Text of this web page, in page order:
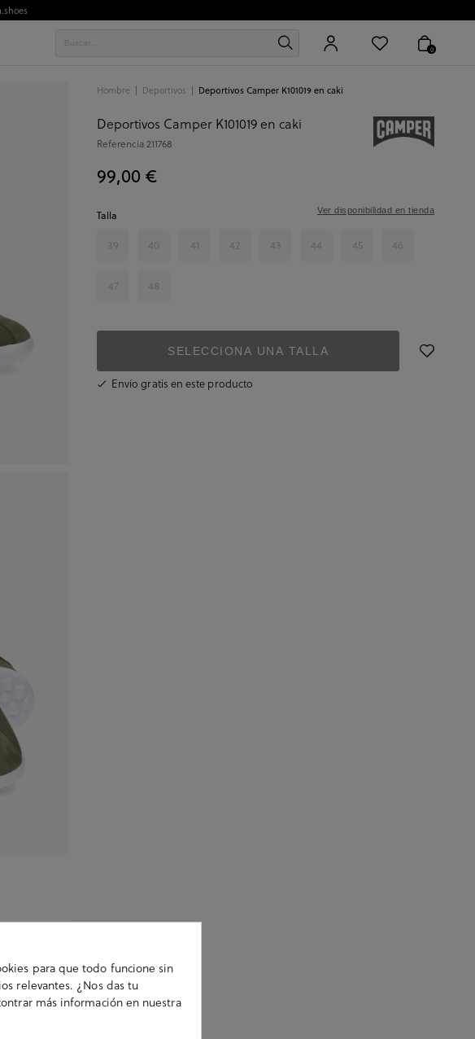
0
Hombre Deportivos Deportivos Camper K101019 en caki
Deportivos Camper K101019 en caki
Referencia211768
99,00 €
Talla
39 40 41 42 43 44 45 46
47 48
Ver disponibilidad en tienda
Envío gratis en este producto
SELECCIONA UNA TALLA
para que todo funcione sin
relevantes. ¿Nos das tu
más información en nuestra